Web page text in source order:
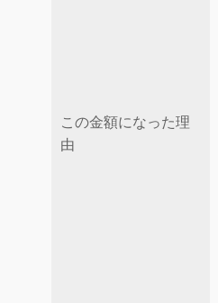
この金額になった理
由